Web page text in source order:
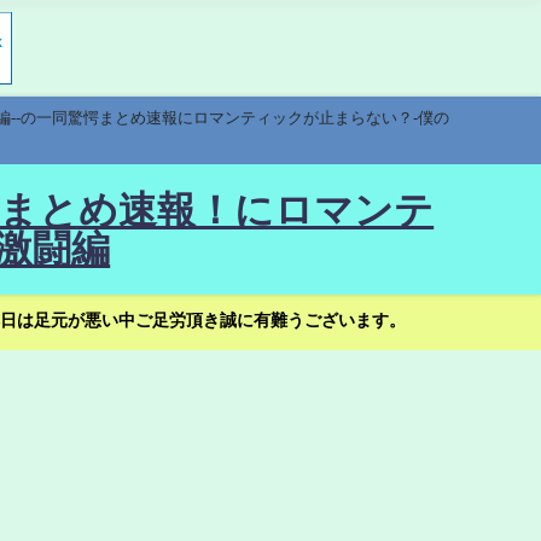
の一同驚愕まとめ速報にロマンティックが止まらない？-僕の
とめ速報！にロマンテ
闘編
足元が悪い中ご足労頂き誠に有難うございます。